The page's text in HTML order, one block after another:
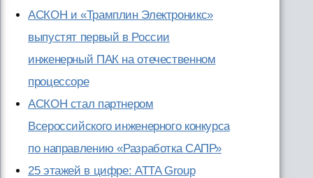
АСКОН и «Трамплин Электроникс»
выпустят первый в России
инженерный ПАК на отечественном
процессоре
АСКОН стал партнером
Всероссийского инженерного конкурса
по направлению «Разработка САПР»
25 этажей в цифре: ATTA Group